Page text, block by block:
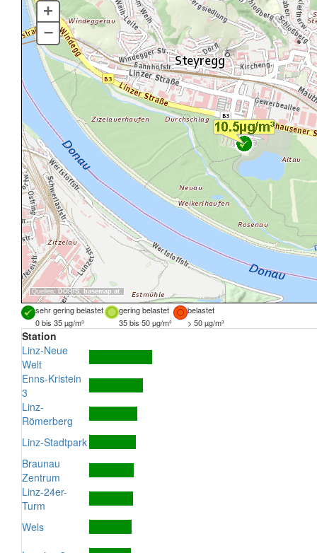
Quellen: DORIS, basemap.at
+
–
sehr gering belastet gering belastet
belastet
0 bis 35 µg/m³
35 bis 50 µg/m³ > 50 µg/m³
Station
Linz-Neue
Welt
Enns-Kristein
3
Linz-
Römerberg
Linz-Stadtpark
Braunau
Zentrum
Linz-24er-
Turm
Wels